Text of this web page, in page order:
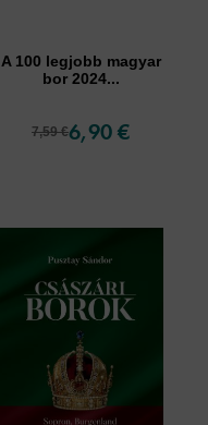
A 100 legjobb magyar
bor 2024...
7,59 €6,90 €